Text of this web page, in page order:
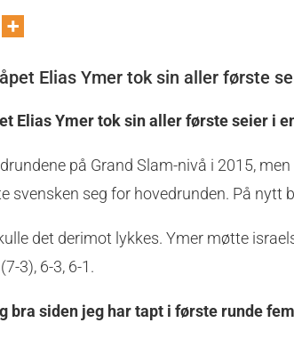
Elias Ymer tok sin aller første
Elias Ymer tok sin aller første seier i
på Grand Slam-nivå i 2015,
svensken seg for hovedrunden. På nytt
det derimot lykkes. Ymer møtte
3), 6-3, 6-1.
bra siden jeg har tapt i første runde